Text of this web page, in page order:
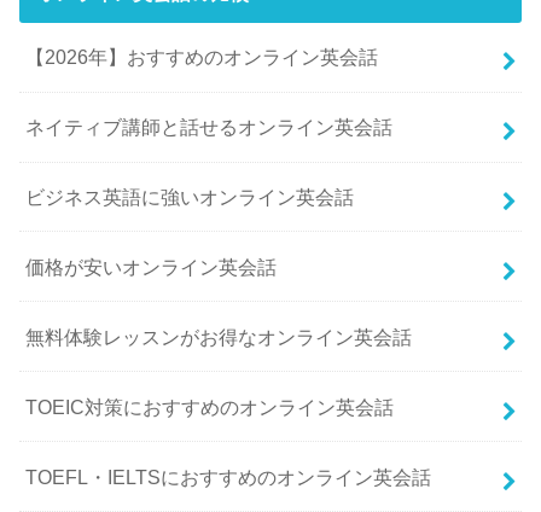
【2026年】おすすめのオンライン英会話
ネイティブ講師と話せるオンライン英会話
ビジネス英語に強いオンライン英会話
価格が安いオンライン英会話
無料体験レッスンがお得なオンライン英会話
TOEIC対策におすすめのオンライン英会話
TOEFL・IELTSにおすすめのオンライン英会話